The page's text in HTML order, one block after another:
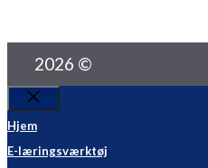
2026 ©
Luk
Hjem
E-læringsværktøj